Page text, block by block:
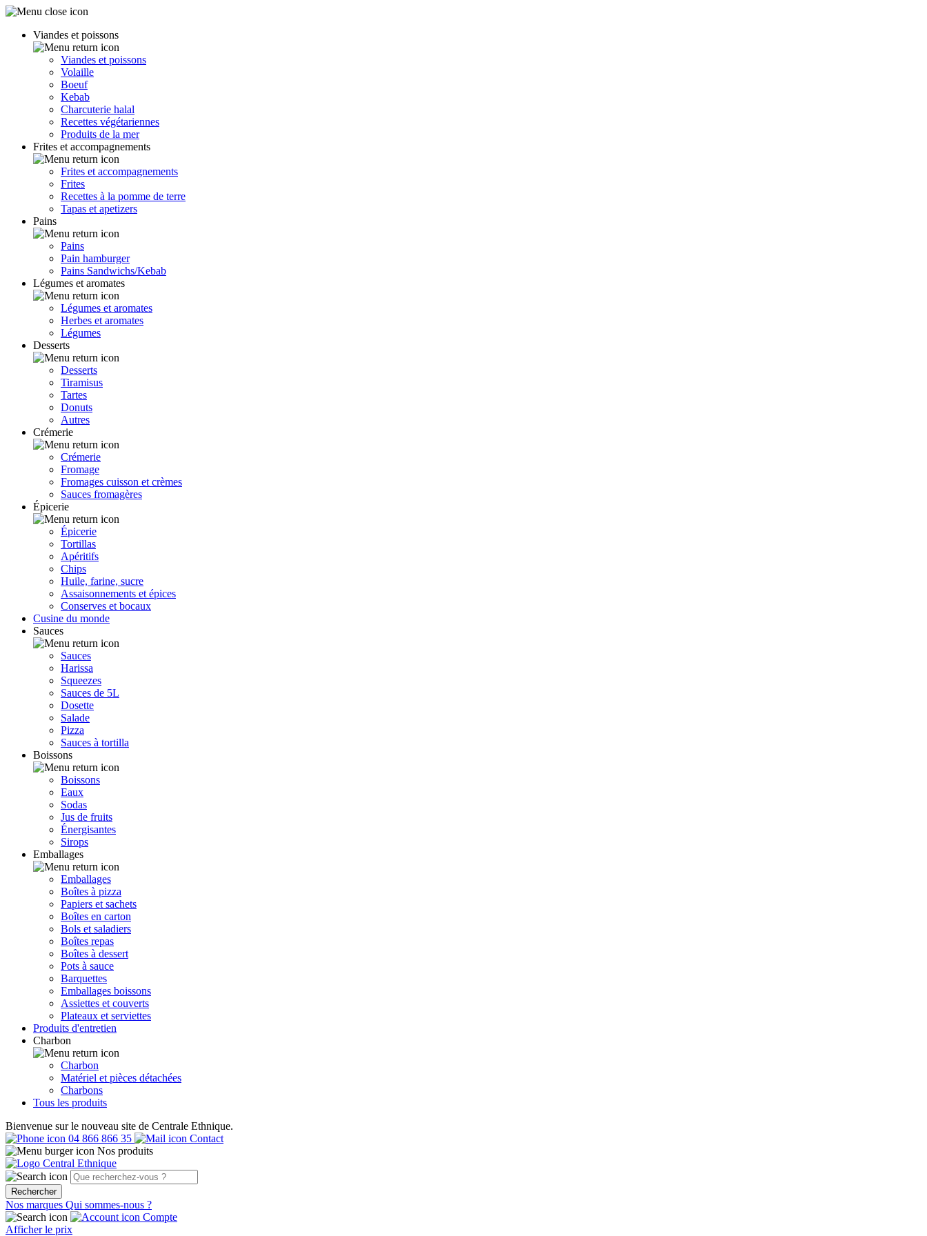
Viandes et poissons
Viandes et poissons
Volaille
Boeuf
Kebab
Charcuterie halal
Recettes végétariennes
Produits de la mer
Frites et accompagnements
Frites et accompagnements
Frites
Recettes à la pomme de terre
Tapas et apetizers
Pains
Pains
Pain hamburger
Pains Sandwichs/Kebab
Légumes et aromates
Légumes et aromates
Herbes et aromates
Légumes
Desserts
Desserts
Tiramisus
Tartes
Donuts
Autres
Crémerie
Crémerie
Fromage
Fromages cuisson et crèmes
Sauces fromagères
Épicerie
Épicerie
Tortillas
Apéritifs
Chips
Huile, farine, sucre
Assaisonnements et épices
Conserves et bocaux
Cusine du monde
Sauces
Sauces
Harissa
Squeezes
Sauces de 5L
Dosette
Salade
Pizza
Sauces à tortilla
Boissons
Boissons
Eaux
Sodas
Jus de fruits
Énergisantes
Sirops
Emballages
Emballages
Boîtes à pizza
Papiers et sachets
Boîtes en carton
Bols et saladiers
Boîtes repas
Boîtes à dessert
Pots à sauce
Barquettes
Emballages boissons
Assiettes et couverts
Plateaux et serviettes
Produits d'entretien
Charbon
Charbon
Matériel et pièces détachées
Charbons
Tous les produits
Bienvenue sur le nouveau site de Centrale Ethnique.
04 866 866 35
Contact
Nos produits
Rechercher
Nos marques Qui sommes-nous ?
Compte
Afficher le prix